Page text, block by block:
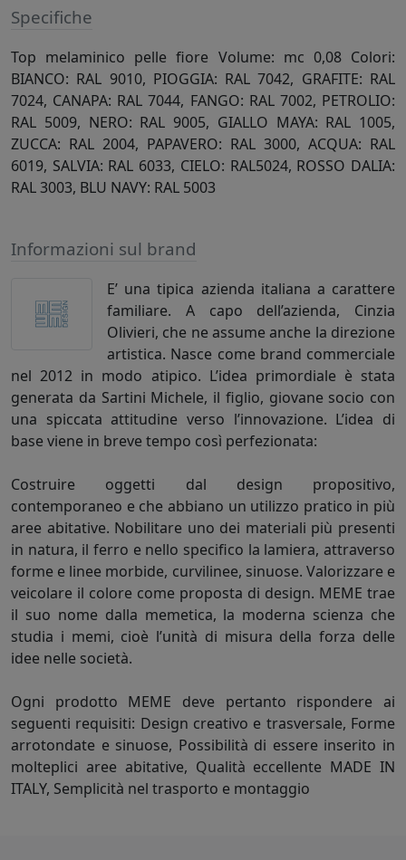
Specifiche
Top melaminico pelle fiore Volume: mc 0,08 Colori:
BIANCO: RAL 9010, PIOGGIA: RAL 7042, GRAFITE: RAL
7024, CANAPA: RAL 7044, FANGO: RAL 7002, PETROLIO:
RAL 5009, NERO: RAL 9005, GIALLO MAYA: RAL 1005,
ZUCCA: RAL 2004, PAPAVERO: RAL 3000, ACQUA: RAL
6019, SALVIA: RAL 6033, CIELO: RAL5024, ROSSO DALIA:
RAL 3003, BLU NAVY: RAL 5003
Informazioni sul brand
E’ una tipica azienda italiana a carattere
familiare. A capo dell’azienda, Cinzia
Olivieri, che ne assume anche la direzione
artistica. Nasce come brand commerciale
nel 2012 in modo atipico. L’idea primordiale è stata
generata da Sartini Michele, il figlio, giovane socio con
una spiccata attitudine verso l’innovazione. L’idea di
base viene in breve tempo così perfezionata:
Costruire oggetti dal design propositivo,
contemporaneo e che abbiano un utilizzo pratico in più
aree abitative. Nobilitare uno dei materiali più presenti
in natura, il ferro e nello specifico la lamiera, attraverso
forme e linee morbide, curvilinee, sinuose. Valorizzare e
veicolare il colore come proposta di design. MEME trae
il suo nome dalla memetica, la moderna scienza che
studia i memi, cioè l’unità di misura della forza delle
idee nelle società.
Ogni prodotto MEME deve pertanto rispondere ai
seguenti requisiti: Design creativo e trasversale, Forme
arrotondate e sinuose, Possibilità di essere inserito in
molteplici aree abitative, Qualità eccellente MADE IN
ITALY, Semplicità nel trasporto e montaggio